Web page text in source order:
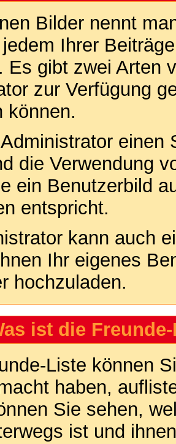
Bilder nennt
Ihrer
Es gibt zwei Arten
zur Verfügung
können.
einen
die Verwendung
ein Benutzerbild
entspricht.
kann auch
Ihr eigenes
hochzuladen.
ist die
Liste können
haben,
Sie sehen,
ist und